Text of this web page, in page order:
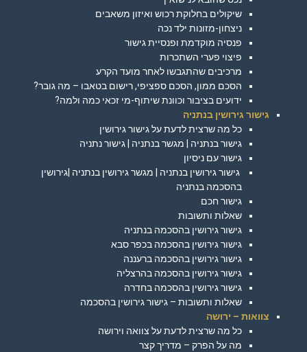
שיקולים בחלוקת רכוש ואיזון משאבים
ניצחון-מזונות ילד נכה
פנסיה מוקדמת ופנסיית גישור
פיצוי פערי השתכרות
מרכיבים שהתגבשו לאחר מועד הקרע
הסכם ממון, הסכם ספציפי, רישום בטאבו – מה גובר?
ידועים בציבור וכוונת שיתוף-מי זכאי כמה ולמה?
גישור גירושין בנתניה
כל מה שרצית לדעת על גישור גירושין
גישור בנתניה | מגשר בנתניה | גישור נתניה
גישור עם ניסיון
גישור גירושין בנתניה | מגשר גירושין בנתניה |גירושין
בהסכמה בנתניה
גישור חכם
שאלות ותשובות
גישור גירושין בהסכמה בנתניה
גישור גירושין בהסכמה בכפר סבא
גישור גירושין בהסכמה ברעננה
גישור גירושין בהסכמה בהרצליה
גישור גירושין בהסכמה בחדרה
שאלות ותשובות – גישור גירושין בהסכמה
צוואות – ירושה
כל מה שרצית לדעת על צוואה וירושה
מה על הפרק – מדריך קצר